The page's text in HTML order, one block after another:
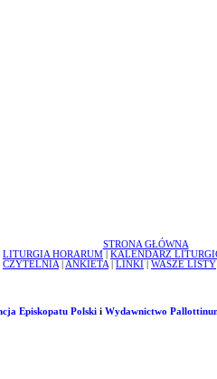
STRONA GŁÓWNA
LITURGIA HORARUM KALENDARZ
CZYTELNIA
ANKIETA LINKI WASZE LISTY
Episkopatu Polskii Wydawnictwo